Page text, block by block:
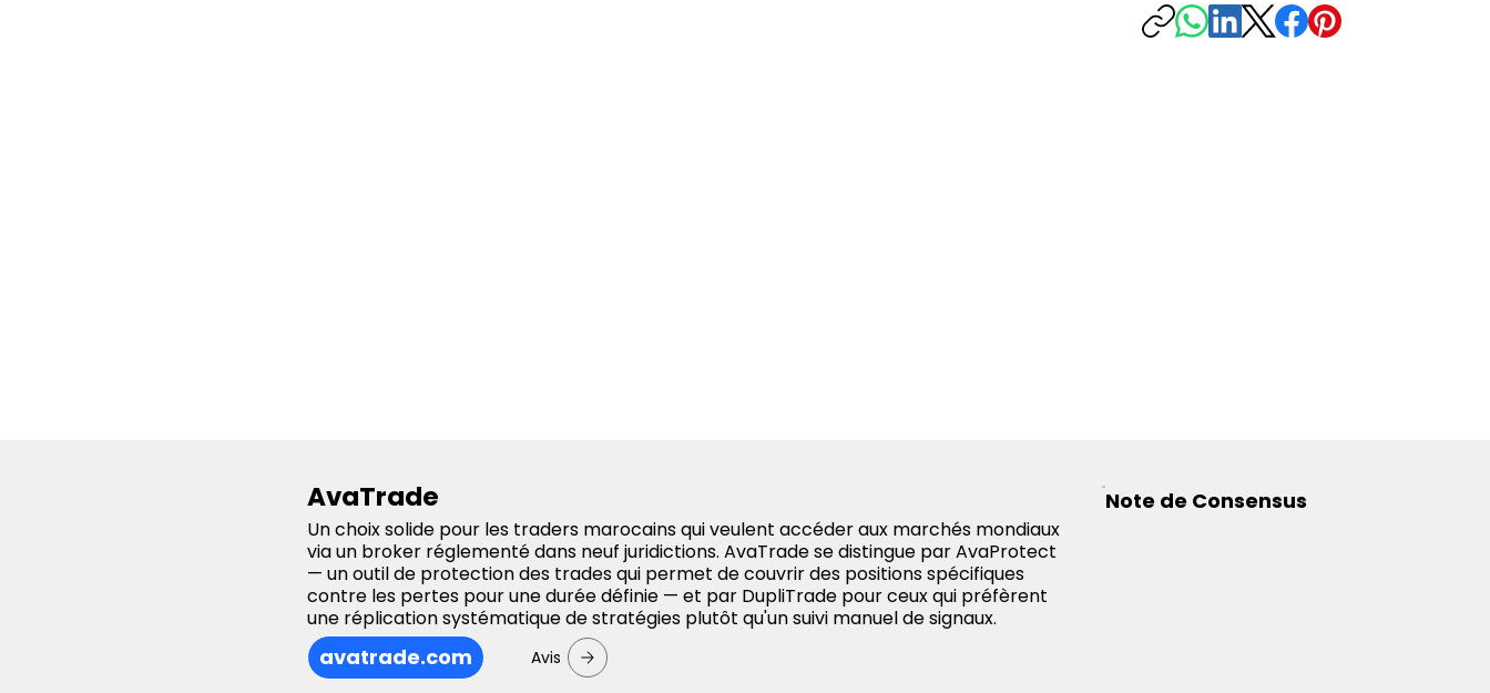
AvaTrade
Un choix solide pour les traders marocains qui veulent accéder aux marchés mondiaux
via un broker réglementé dans neuf juridictions. AvaTrade se distingue par AvaProtect
— un outil de protection des trades qui permet de couvrir des positions spécifiques
contre les pertes pour une durée définie — et par DupliTrade pour ceux qui préfèrent
une réplication systématique de stratégies plutôt qu'un suivi manuel de signaux.
avatrade.com Avis
Note de Consensus